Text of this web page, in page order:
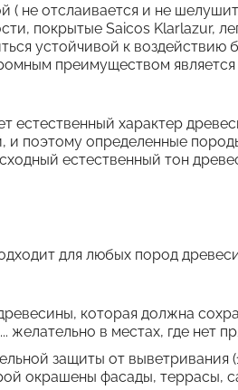
( не отслаивается и не
покрытые Saicos Klarlazur,
устойчивой к
преимуществом
естественный характер
поэтому определенные
естественный тон
для любых пород
которая должна
в местах, где нет
защиты от выветривания
окрашены фасады, террасы,